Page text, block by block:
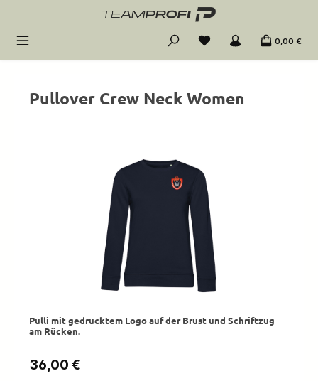
Zum Hauptinhalt springen
0,00 €
Pullover Crew Neck Women
Pulli mit gedrucktem Logo auf der Brust und Schriftzug
am Rücken.
Regulärer Preis:
36,00 €